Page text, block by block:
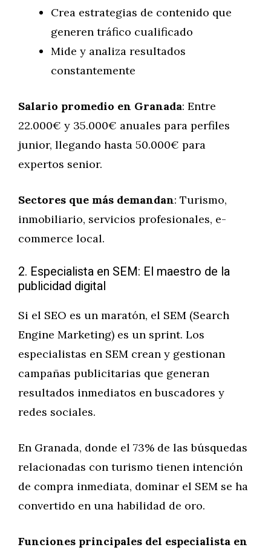
Crea estrategias de contenido que
generen tráfico cualificado
Mide y analiza resultados
constantemente
Salario promedio en Granada: Entre
22.000€ y 35.000€ anuales para perfiles
junior, llegando hasta 50.000€ para
expertos senior.
Sectores que más demandan: Turismo,
inmobiliario, servicios profesionales, e-
commerce local.
2. Especialista en SEM: El maestro de la
publicidad digital
Si el SEO es un maratón, el SEM (Search
Engine Marketing) es un sprint. Los
especialistas en SEM crean y gestionan
campañas publicitarias que generan
resultados inmediatos en buscadores y
redes sociales.
En Granada, donde el 73% de las búsquedas
relacionadas con turismo tienen intención
de compra inmediata, dominar el SEM se ha
convertido en una habilidad de oro.
Funciones principales del especialista en